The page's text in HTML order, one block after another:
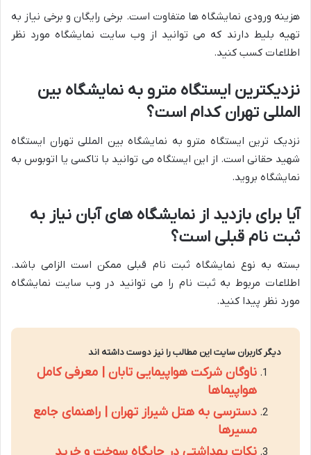
هزینه ورودی نمایشگاه ها متفاوت است. برخی رایگان و برخی نیاز به
تهیه بلیط دارند که می توانید از وب سایت نمایشگاه مورد نظر
اطلاعات کسب کنید.
نزدیکترین ایستگاه مترو به نمایشگاه بین
المللی تهران کدام است؟
نزدیک ترین ایستگاه مترو به نمایشگاه بین المللی تهران ایستگاه
شهید حقانی است. از این ایستگاه می توانید با تاکسی یا اتوبوس به
نمایشگاه بروید.
آیا برای بازدید از نمایشگاه های آبان نیاز به
ثبت نام قبلی است؟
بسته به نوع نمایشگاه ثبت نام قبلی ممکن است الزامی باشد.
اطلاعات مربوط به ثبت نام را می توانید در وب سایت نمایشگاه
مورد نظر پیدا کنید.
دیگر کاربران سایت این مطالب را نیز دوست داشته اند
ناوگان شرکت هواپیمایی تابان | معرفی کامل
هواپیماها
دسترسی به هتل شیراز تهران | راهنمای جامع
مسیرها
نکات بهداشتی در جایگاه سوخت و خرید